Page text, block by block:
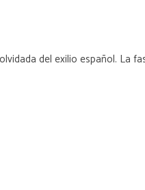
del exilio español. La